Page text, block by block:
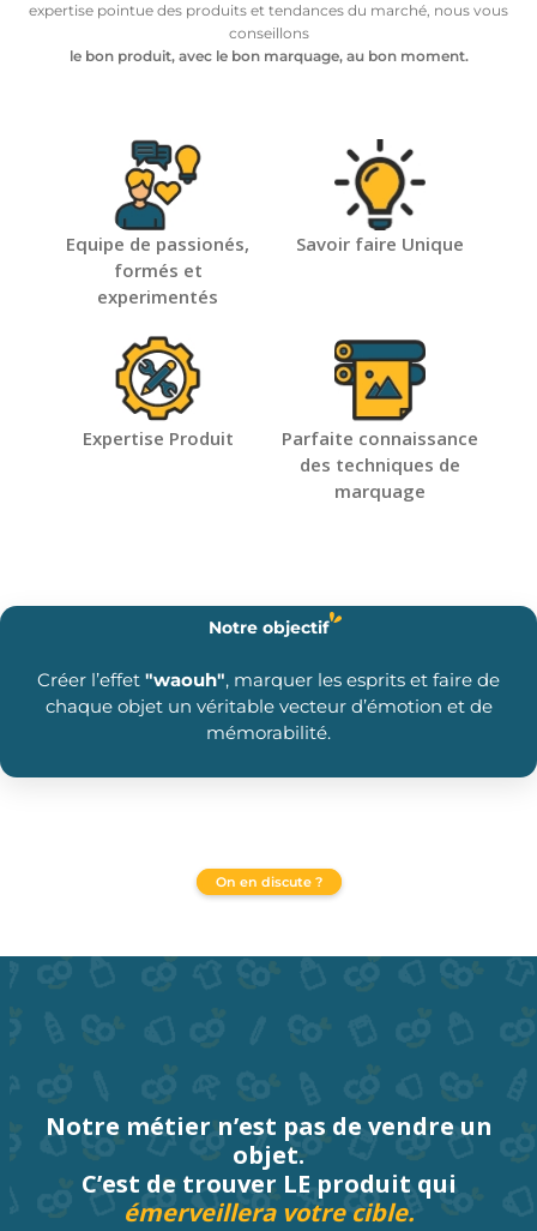
Packaging sur-mesure
Temps Forts de l'Année
expertise pointue des produits et tendances du marché, nous vous
conseillons
le bon produit, avec le bon marquage, au bon moment.
Equipe de passionés,
formés et
experimentés
Savoir faire Unique
Expertise Produit
Parfaite connaissance
des techniques de
marquage
Notre objectif
Créer l’effet "waouh", marquer les esprits et faire de
chaque objet un véritable vecteur d’émotion et de
mémorabilité.
On en discute ?
Notre métier n’est pas de vendre un
objet.
C’est de trouver LE produit qui
émerveillera votre cible.